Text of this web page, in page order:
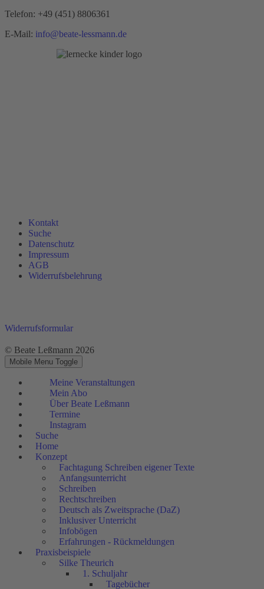
Telefon: +49 (451) 8806361
E-Mail: info@beate-lessmann.de
Kontakt
Suche
Datenschutz
Impressum
AGB
Widerrufsbelehrung
Widerrufsformular
© Beate Leßmann 2026
Mobile Menu Toggle
Meine Veranstaltungen
Mein Abo
Über Beate Leßmann
Termine
Instagram
Suche
Home
Konzept
Fachtagung Schreiben eigener Texte
Anfangsunterricht
Schreiben
Rechtschreiben
Deutsch als Zweitsprache (DaZ)
Inklusiver Unterricht
Infobögen
Erfahrungen - Rückmeldungen
Praxisbeispiele
Silke Theurich
1. Schuljahr
Tagebücher